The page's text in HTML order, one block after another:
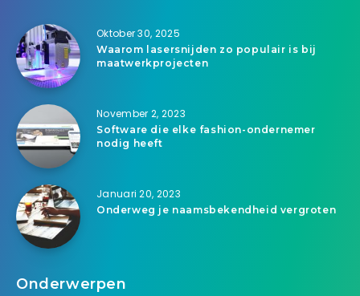
Oktober 30, 2025
Waarom lasersnijden zo populair is bij
maatwerkprojecten
November 2, 2023
Software die elke fashion-ondernemer
nodig heeft
Januari 20, 2023
Onderweg je naamsbekendheid vergroten
Onderwerpen